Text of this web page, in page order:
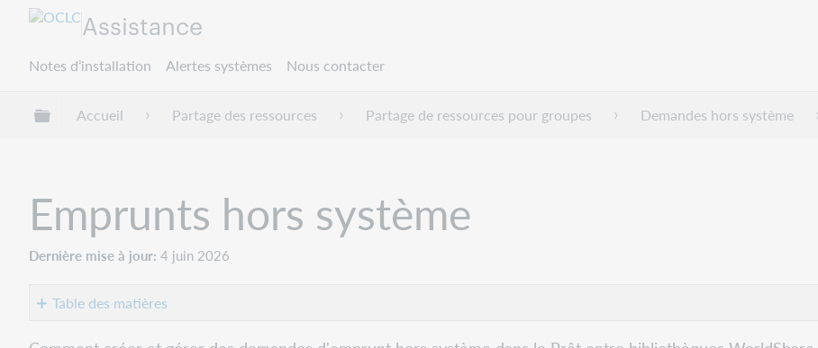
Assistance
Notes d’installation Alertes systèmes Nous contacter
Développer/réduire la hiérarchie globale
Accueil Partage des ressources Partage de ressources pour groupes Demandes hors système
Emprunts hors système
Dernière mise à jour 4 juin 2026
Table des matières